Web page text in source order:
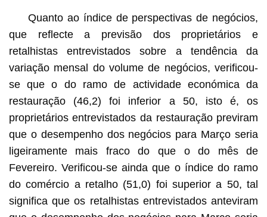
Quanto ao índice de perspectivas de negócios,
que reflecte a previsão dos proprietários e
retalhistas entrevistados sobre a tendência da
variação mensal do volume de negócios, verificou-
se que o do ramo de actividade económica da
restauração (46,2) foi inferior a 50, isto é, os
proprietários entrevistados da restauração previram
que o desempenho dos negócios para Março seria
ligeiramente mais fraco do que o do mês de
Fevereiro. Verificou-se ainda que o índice do ramo
do comércio a retalho (51,0) foi superior a 50, tal
significa que os retalhistas entrevistados anteviram